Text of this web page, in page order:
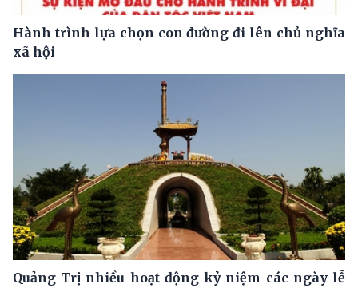
Hành trình lựa chọn con đường đi lên chủ nghĩa
xã hội
Quảng Trị nhiều hoạt động kỷ niệm các ngày lễ